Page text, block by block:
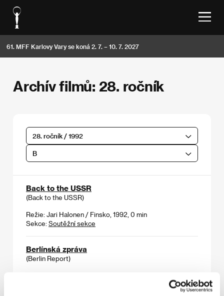
61. MFF Karlovy Vary se koná 2. 7. – 10. 7. 2027
Archív filmů: 28. ročník
28. ročník / 1992
B
Back to the USSR
(Back to the USSR)
Režie: Jari Halonen / Finsko, 1992, 0 min
Sekce: Soutěžní sekce
Berlínská zpráva
(Berlin Report)